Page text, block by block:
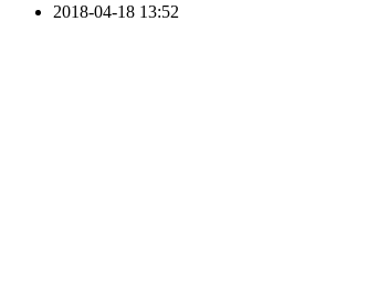
2018-04-18 13:52